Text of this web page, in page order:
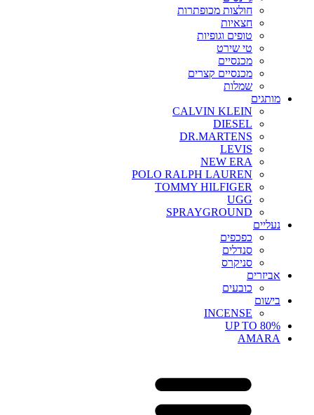
חולצות מכופתרות
חצאיות
טופים וגופיות
טי שירט
מכנסיים
מכנסיים קצרים
שמלות
מותגים
CALVIN KLEIN
DIESEL
DR.MARTENS
LEVIS
NEW ERA
POLO RALPH LAUREN
TOMMY HILFIGER
UGG
SPRAYGROUND
נעליים
כפכפים
סנדלים
סניקרס
אביזרים
כובעים
בישום
INCENSE
UP TO 80%
AMARA